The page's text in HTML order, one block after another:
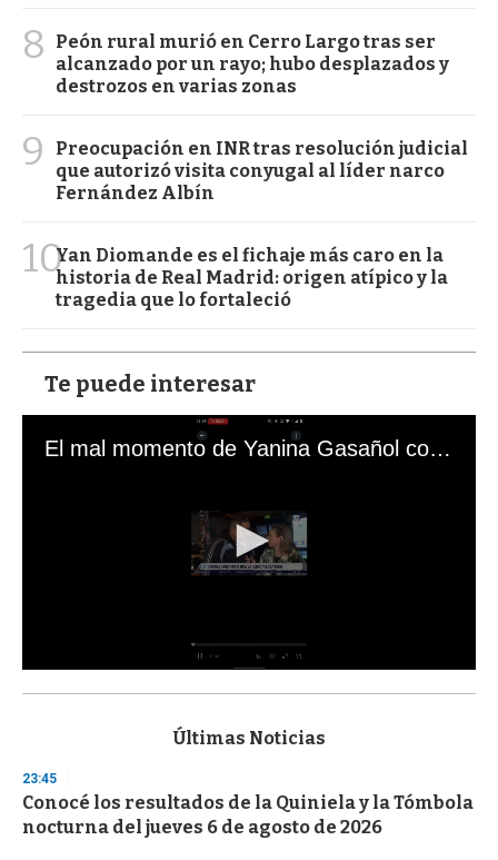
8
Peón rural murió en Cerro Largo tras ser
alcanzado por un rayo; hubo desplazados y
destrozos en varias zonas
9
Preocupación en INR tras resolución judicial
que autorizó visita conyugal al líder narco
Fernández Albín
10Yan Diomande es el fichaje más caro en la
historia de Real Madrid: origen atípico y la
tragedia que lo fortaleció
Te puede interesar
El mal momento de Yanina Gasañol con un hincha argentino en "Subrayado"
s
d
s
o
f
Últimas Noticias
23:45
Conocé los resultados de la Quiniela y la Tómbola
nocturna del jueves 6 de agosto de 2026